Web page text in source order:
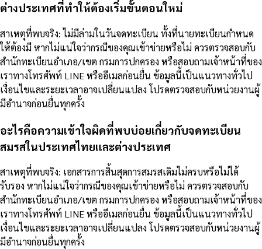
ต่างประเทศที่ทำให้ต้องเริ่มขั้นตอนใหม่
สาเหตุที่พบจริง: ไม่มีล่ามในวันจดทะเบียน ทั้งที่นายทะเบียนกำหนด
ให้ต้องมี หากไม่แน่ใจว่ากรณีของคุณเข้าข่ายหรือไม่ ควรตรวจสอบกับ
สำนักทะเบียนอำเภอ/เขต กรมการปกครอง หรือสอบถามเจ้าหน้าที่ของ
เราทางโทรศัพท์ LINE หรืออีเมลก่อนยื่น ข้อมูลนี้เป็นแนวทางทั่วไป
เงื่อนไขและระยะเวลาอาจเปลี่ยนแปลง โปรดตรวจสอบกับหน่วยงานผู้
มีอำนาจก่อนยื่นทุกครั้ง
อะไรคือความเข้าใจผิดที่พบบ่อยเกี่ยวกับจดทะเบียน
สมรสในประเทศไทยและต่างประเทศ
สาเหตุที่พบจริง: เอกสารการสิ้นสุดการสมรสเดิมไม่ครบหรือไม่ได้
รับรอง หากไม่แน่ใจว่ากรณีของคุณเข้าข่ายหรือไม่ ควรตรวจสอบกับ
สำนักทะเบียนอำเภอ/เขต กรมการปกครอง หรือสอบถามเจ้าหน้าที่ของ
เราทางโทรศัพท์ LINE หรืออีเมลก่อนยื่น ข้อมูลนี้เป็นแนวทางทั่วไป
เงื่อนไขและระยะเวลาอาจเปลี่ยนแปลง โปรดตรวจสอบกับหน่วยงานผู้
มีอำนาจก่อนยื่นทุกครั้ง